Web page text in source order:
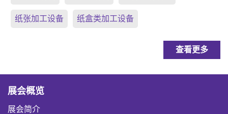
纸张加工设备 纸盒类加工设备
查看更多
展会概览
展会简介